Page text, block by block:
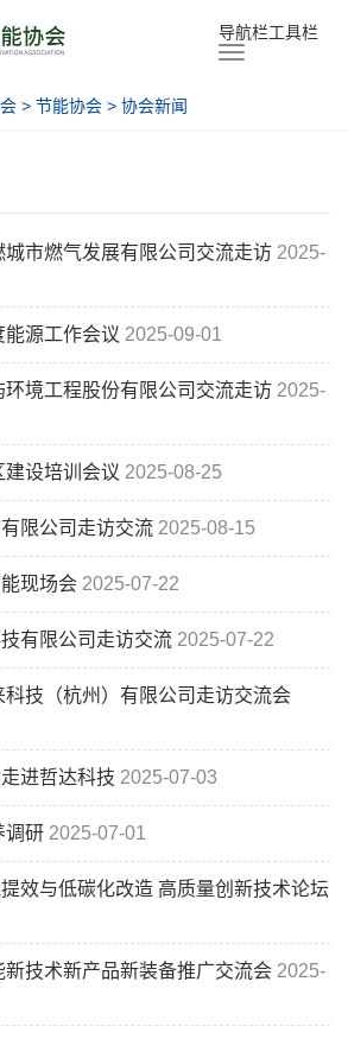
导航栏工具栏
> 节能协会 > 协会新闻
市燃气发展有限公司交流走访 2025-
源工作会议 2025-09-01
境工程股份有限公司交流走访 2025-
设培训会议 2025-08-25
限公司走访交流 2025-08-15
现场会 2025-07-22
有限公司走访交流 2025-07-22
技（杭州）有限公司走访交流会
进哲达科技 2025-07-03
调研 2025-07-01
效与低碳化改造 高质量创新技术论坛
技术新产品新装备推广交流会 2025-